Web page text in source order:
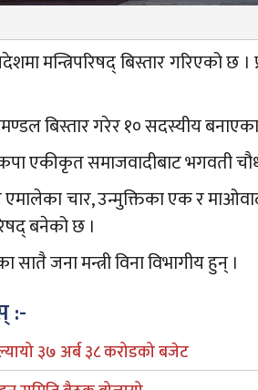
मन्त्रिपरिषद् बिस्तार गरिएको
बिस्तार गरेर १० सदस्यीय
एकीकृत समाजवादीबाट भगवती
चार, उन्मुक्तिका एक र
बनेको छ ।
सातै जना मन्त्री विना विभागीय हुन् ।
:-
३७ अर्ब ३८ करोडको बजेट